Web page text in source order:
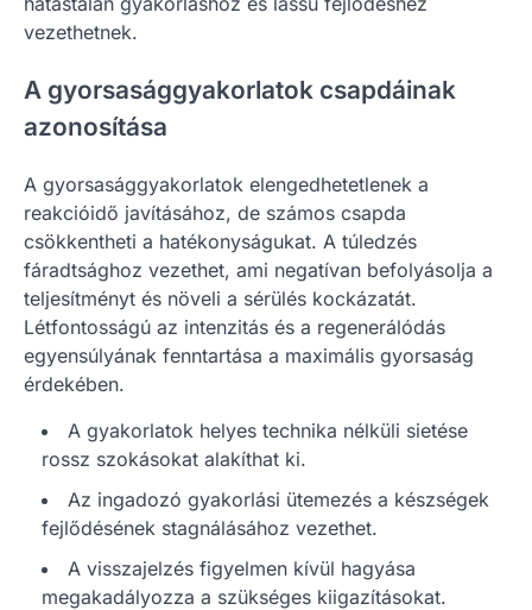
vezethetnek.
A gyorsasággyakorlatok csapdáinak
azonosítása
A gyorsasággyakorlatok elengedhetetlenek a
reakcióidő javításához, de számos csapda
csökkentheti a hatékonyságukat. A túledzés
fáradtsághoz vezethet, ami negatívan befolyásolja a
teljesítményt és növeli a sérülés kockázatát.
Létfontosságú az intenzitás és a regenerálódás
egyensúlyának fenntartása a maximális gyorsaság
érdekében.
A gyakorlatok helyes technika nélküli sietése
rossz szokásokat alakíthat ki.
Az ingadozó gyakorlási ütemezés a készségek
fejlődésének stagnálásához vezethet.
A visszajelzés figyelmen kívül hagyása
megakadályozza a szükséges kiigazításokat.